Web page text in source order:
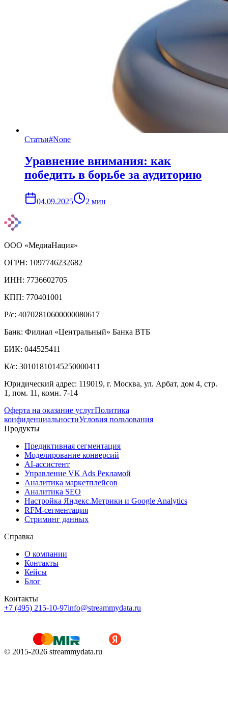
Статьи#None
Уравнение внимания: как
победить в борьбе за аудиторию
04.09.2025 2 мин
ООО «МедиаНация»
ОГРН: 1097746232682
ИНН: 7736602705
КПП: 770401001
Р/с: 40702810600000080617
Банк: Филиал «Центральный» Банка ВТБ
БИК: 044525411
К/с: 30101810145250000411
Юридический адрес: 119019, г. Москва, ул. Арбат, дом 4, стр.
1, пом. 11, комн. 7-14
Оферта на оказание услугПолитика
конфиденциальностиУсловия пользования
Продукты
Предиктивная сегментация
Моделирование конверсий
AI-ассистент
Управление VK Ads Рекламой
Аналитика маркетплейсов
Аналитика SEO
Настройка Яндекс.Метрики и Google Analytics
RFM-сегментация
Cтриминг данных
Справка
О компании
Контакты
Кейсы
Блог
Контакты
+7 (495) 215-10-97info@streammydata.ru
© 2015-2026 streammydata.ru